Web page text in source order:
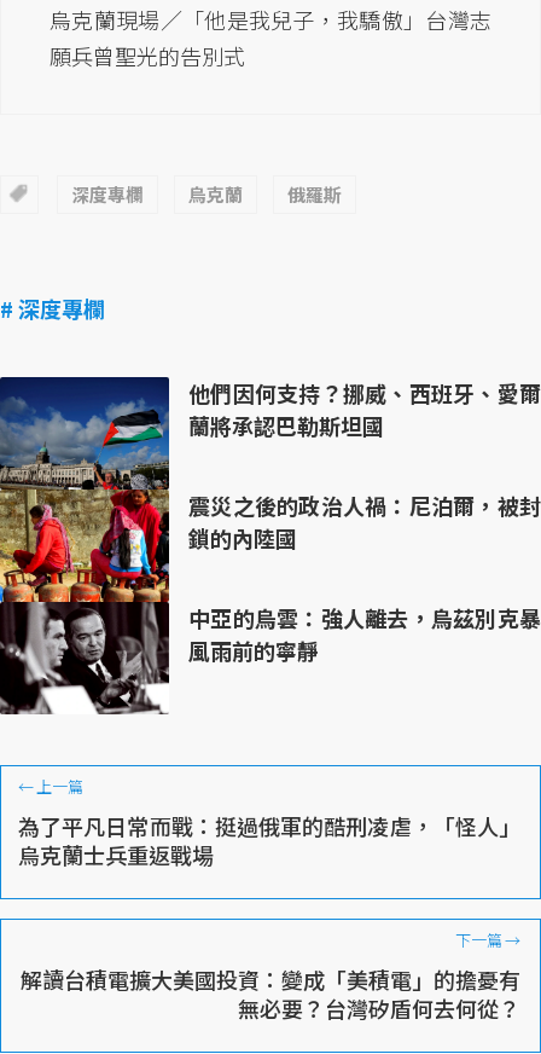
烏克蘭現場／「他是我兒子，我驕傲」台灣志
願兵曾聖光的告別式
深度專欄 烏克蘭 俄羅斯
# 深度專欄
他們因何支持？挪威、西班牙、愛爾
蘭將承認巴勒斯坦國
震災之後的政治人禍：尼泊爾，被封
鎖的內陸國
中亞的烏雲：強人離去，烏茲別克暴
風雨前的寧靜
← 上一篇
為了平凡日常而戰：挺過俄軍的酷刑凌虐，「怪人」
烏克蘭士兵重返戰場
下一篇→
解讀台積電擴大美國投資：變成「美積電」的擔憂有
無必要？台灣矽盾何去何從？